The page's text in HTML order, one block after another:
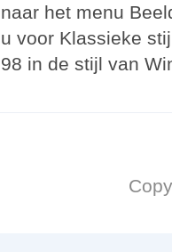
naar het menu
u voor Klassieke
98 in de stijl van